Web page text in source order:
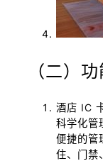
（二）
酒店 IC
科学化管
便捷的管
住、门禁